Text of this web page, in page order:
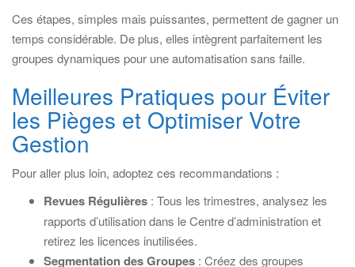
Ces étapes, simples mais puissantes, permettent de gagner un
temps considérable. De plus, elles intègrent parfaitement les
groupes dynamiques pour une automatisation sans faille.
Meilleures Pratiques pour Éviter
les Pièges et Optimiser Votre
Gestion
Pour aller plus loin, adoptez ces recommandations :
Revues Régulières : Tous les trimestres, analysez les
rapports d’utilisation dans le Centre d’administration et
retirez les licences inutilisées.
Segmentation des Groupes : Créez des groupes